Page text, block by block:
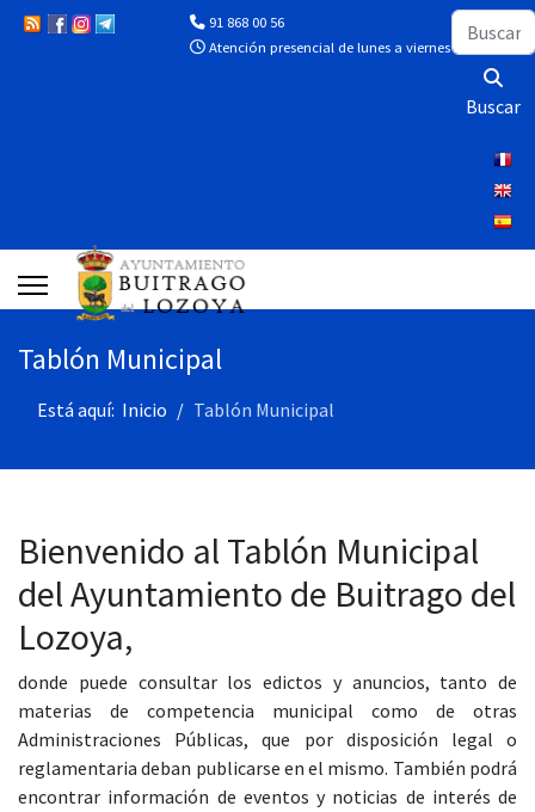
91 868 00 56
Atención presencial de lunes a viernes de 10:00 a
Buscar
Buscar
Tablón Municipal
Está aquí: Inicio Tablón Municipal
Bienvenido al Tablón Municipal
del Ayuntamiento de Buitrago del
Lozoya,
donde puede consultar los edictos y anuncios, tanto de
materias de competencia municipal como de otras
Administraciones Públicas, que por disposición legal o
reglamentaria deban publicarse en el mismo. También podrá
encontrar información de eventos y noticias de interés de